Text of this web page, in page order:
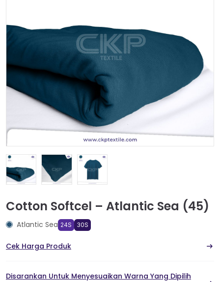
Cotton Softcel – Atlantic Sea (45)
Atlantic Sea 24S 30S
Cek Harga Produk
Disarankan Untuk Menyesuaikan Warna Yang Dipilih